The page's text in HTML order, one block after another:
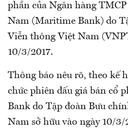
phần của Ngân hàng
Nam (Maritime Bank) do
Viễn thông Việt Nam
10/3/2017.
Thông báo nêu rõ, theo kế
chức phiên đấu giá bán cổ
Bank do Tập đoàn Bưu
Nam sở hữu vào ngày 10/3/